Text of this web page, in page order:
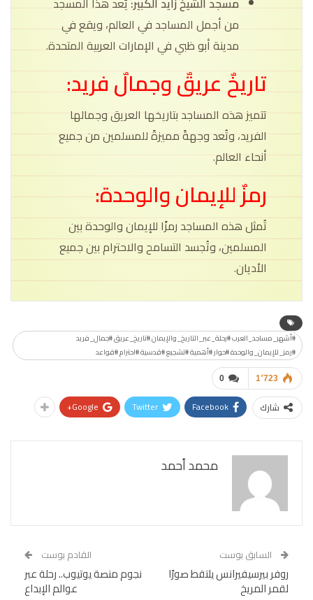
من أجمل المساجد في العالم، ويقع في
مدينة أبو ظبي في الإمارات العربية المتحدة.
تاريخٌ عريقٌ وجمالٌ فريد:
تتميز هذه المساجد بتاريخها العريق وجمالها
الفريد، وتُعد وجهةً مميزةً للمسلمين من جميع
أنحاء العالم.
رمزٌ للإيمان والوحدة:
تُمثل هذه المساجد رمزًا للإيمان والوحدة بين
المسلمين، وتُجسد التسامح والاحترام بين جميع
الأديان.
#أشهر_مساجد_العرب #رحلة_عبر_التاريخ_والإيمان #تاريخ_عريق #جمال_فريد
#رمز_للإيمان_والوحدة #حوار #أهمية #تشجيع #قدسية #احترام #قواعد
0 1٬723
شارك Facebook
Twitter
Google+
محمد أحمد
السابق بوست
روفر بيرسيفيرانس يلتقط صورًا
لقمر المريخ
القادم بوست
نجوم منصة يوتيوب.. رحلة عبر
عوالم الإبداع